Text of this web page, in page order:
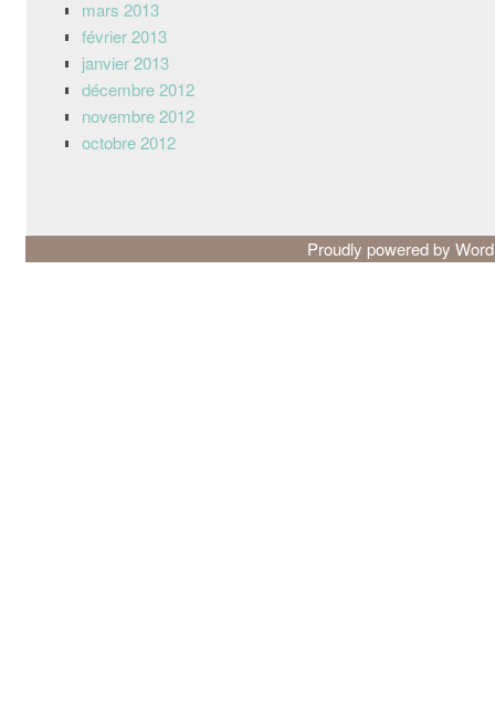
mars 2013
février 2013
janvier 2013
décembre 2012
novembre 2012
octobre 2012
Proudly powered by